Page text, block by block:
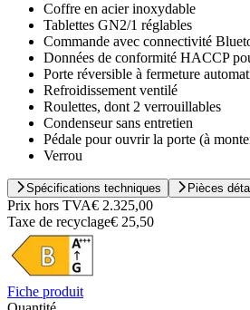
Coffre en acier inoxydable
Tablettes GN2/1 réglables
Commande avec connectivité
Données de conformité HACCP
Porte réversible à fermeture
Refroidissement ventilé
Roulettes, dont 2 verrouillables
Condenseur sans entretien
Pédale pour ouvrir la porte (à
Verrou
Spécifications techniques Pièces
Prix hors TVA€ 2.325,00
Taxe de recyclage€ 25,50
Fiche produit